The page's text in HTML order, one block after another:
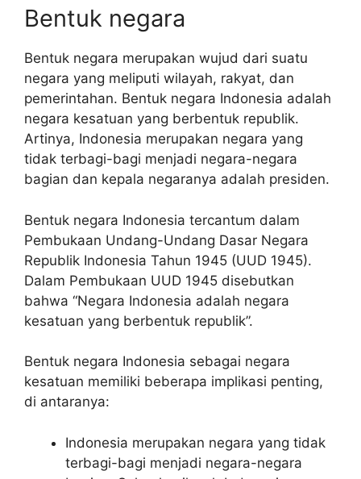
Bentuk negara
Bentuk negara merupakan wujud dari suatu
negara yang meliputi wilayah, rakyat, dan
pemerintahan. Bentuk negara Indonesia adalah
negara kesatuan yang berbentuk republik.
Artinya, Indonesia merupakan negara yang
tidak terbagi-bagi menjadi negara-negara
bagian dan kepala negaranya adalah presiden.
Bentuk negara Indonesia tercantum dalam
Pembukaan Undang-Undang Dasar Negara
Republik Indonesia Tahun 1945 (UUD 1945).
Dalam Pembukaan UUD 1945 disebutkan
bahwa “Negara Indonesia adalah negara
kesatuan yang berbentuk republik”.
Bentuk negara Indonesia sebagai negara
kesatuan memiliki beberapa implikasi penting,
di antaranya:
Indonesia merupakan negara yang tidak
terbagi-bagi menjadi negara-negara